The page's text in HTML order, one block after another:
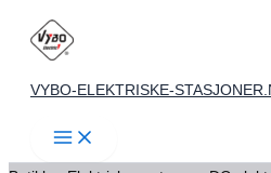
Skip
content
VYBO-ELEKTRISKE-